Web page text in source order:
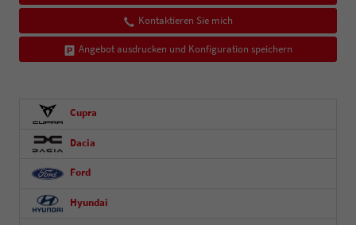
Kontaktieren Sie mich
Angebot ausdrucken und Konfiguration speichern
Cupra
Dacia
Ford
Hyundai